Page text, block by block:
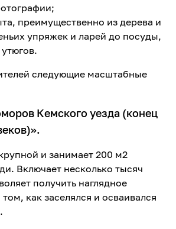
преимущественно из дерева и
упряжек и ларей до посуды,
следующие масштабные
Кемского уезда (конец
и занимает 200 м2
Включает несколько тысяч
получить наглядное
как заселялся и осваивался